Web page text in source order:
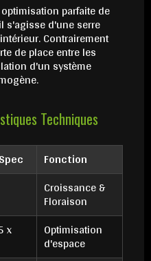
parfaite de
s'agisse d'une serre
Contrairement
de place entre les
d'un système
Techniques
Fonction
Croissance &
Floraison
x Optimisation
d'espace